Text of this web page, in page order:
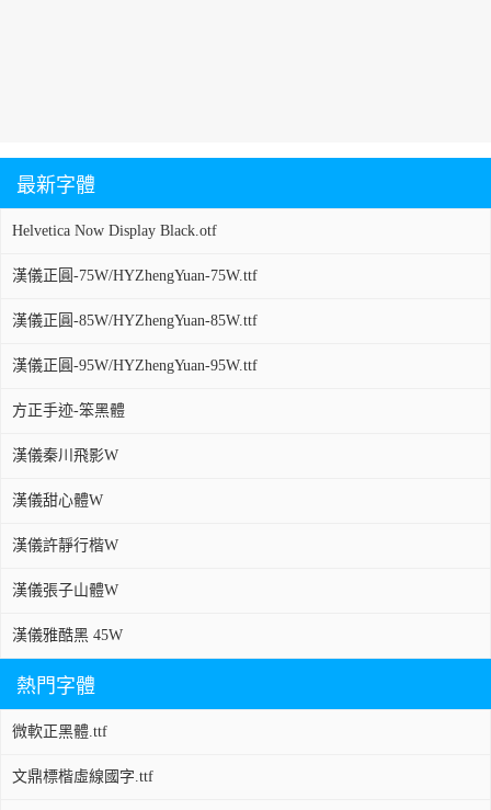
最新字體
Helvetica Now Display Black.otf
漢儀正圓-75W/HYZhengYuan-75W.ttf
漢儀正圓-85W/HYZhengYuan-85W.ttf
漢儀正圓-95W/HYZhengYuan-95W.ttf
方正手迹-笨黑體
漢儀秦川飛影W
漢儀甜心體W
漢儀許靜行楷W
漢儀張子山體W
漢儀雅酷黑 45W
熱門字體
微軟正黑體.ttf
文鼎標楷虛線國字.ttf